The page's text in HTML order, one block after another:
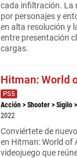
cada infiltración. La
por personajes y
en alta resolución y
entre presentación
cargas.
Hitman: World
PS5
Acción > Shooter > Sigilo >
2022
Conviértete de
en Hitman: World of
videojuego que